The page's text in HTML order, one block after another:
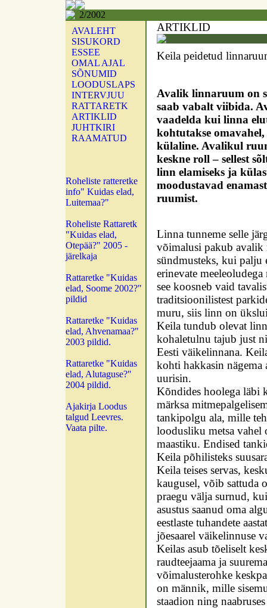
2/2002
AVALEHT
SISUKORD
ESSEE
OMAL AJAL
SÕNUMID
LOODUSLAPS
INTERVJUU
RATTARETK
ARTIKLID
JUHTKIRI
RAAMATUD
Roheliste ratteretke
info" Kuidas elad,
Luitemaa?"
Roheliste Rattaretk
"Kuidas elad,
Otepää?" 2005 -
järelkaja
Rattaretke "Kuidas
elad, Soome 2002?"
pildid
Rattaretke "Kuidas
elad, Ahvenamaa?"
2003 pildid.
Rattaretke "Kuidas
elad, Alutaguse?"
2004 pildid.
Ajakirja Loodus
talgud Leevres.
Vaata pilte.
ARTIKLID
Keila peidetud
Avalik linnaruum on
saab vabalt viibida.
vaadelda kui linna
kohtutakse
külaline. Avalikul
keskne roll – sellest
linn elamiseks ja
moodustavad
ruumist.
Linna tunneme selle
võimalusi pakub avalik
sündmusteks, kui
erinevate
see koosneb vaid
traditsioonilistest
muru, siis linn on
Keila tundub olevat
kohaletulnu tajub just
Eesti väikelinnana.
kohti hakkasin
uurisin.
Kõndides hoolega läbi
märksa
tankipolgu ala, mille
loodusliku metsa vahel
maastiku. Endised
Keila põhilisteks
Keila teises servas,
kaugusel, võib sattuda
praegu välja surnud,
asustus saanud oma
eestlaste tuhandete
jõesaarel väikelinnuse
Keilas asub tõeliselt
raudteejaama ja
võimalusterohke
on männik, mille
staadion ning